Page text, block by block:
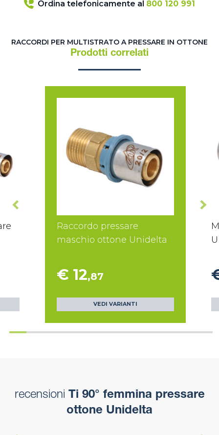
Ordina telefonicamente al 800 120 991
RACCORDI PER MULTISTRATO A PRESSARE IN OTTONE
Prodotti correlati
Raccordo pressare
maschio ottone Unidelta
€ 12,87
VEDI VARIANTI
recensioni Ti 90° femmina pressare
ottone Unidelta